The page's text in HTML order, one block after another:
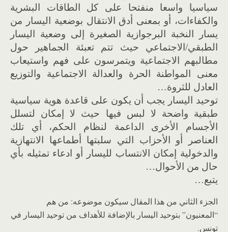
سياسيا واسعا منفتحا على كل الطاقات البشرية
والكفاءات، أو بمعنى أدق الانتقال بوضعية اليسار من
يسار النخبة البرجوازية الصغيرة إلى وضعية اليسار
الطبقي/الاجتماعي حيث تتم تعبئة الجماهير حول
مطالبهم الاجتماعية ويتمرسون على فهم واستيعاب
معنى المواطنة الحرة والعدالة الاجتماعية والتوزيع
العادل للثروة…
توحيد اليسار يجب أن يكون على قاعدة هوية سياسية
طبقية واضحة لا لبس فيها حيث لا إمكان لتسلل
الأجسام الأخرى الداعمة لنظام الحكم، أي تلك
العناصر أو الأحزاب التي سلبتها أطماعها الانتهازية
والدخولية إمكان الانتساب لليسار أو ادعاء تمثيله بأي
حال من الأحوال…
يتبع…
الجزء الثاني من هذا المقال سيكون موضوعه: من هم
“المعنيون” بتوحيد اليسار بالإضافة للأهداف من توحيد اليسار في
تونس.